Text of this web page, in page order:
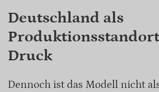
Deutschland als
Druck
Dennoch ist das Modell nicht